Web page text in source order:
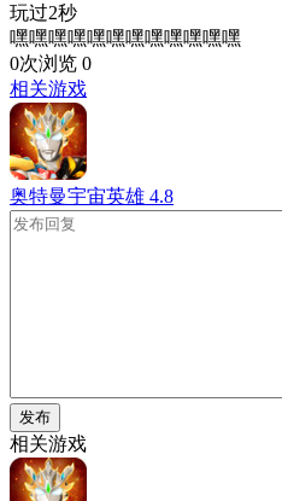
玩过2秒
嘿嘿嘿嘿嘿嘿嘿嘿嘿嘿嘿嘿
0次浏览 0
相关游戏
奥特曼宇宙英雄 4.8
发布
相关游戏